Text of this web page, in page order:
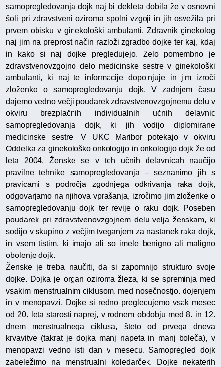
samopregledovanja dojk naj bi dekleta dobila že v osnovni
šoli pri zdravstveni oziroma spolni vzgoji in jih osvežila pri
prvem obisku v ginekološki ambulanti. Zdravnik ginekolog
naj jim na preprost način razloži zgradbo dojke ter kaj, kdaj
in kako si naj dojke pregledujejo. Zelo pomembno je
zdravstvenovzgojno delo medicinske sestre v ginekološki
ambulanti, ki naj te informacije dopolnjuje in jim izroči
zloženko o samopregledovanju dojk. V zadnjem času
dajemo vedno večji poudarek zdravstvenovzgojnemu delu v
okviru brezplačnih individualnih učnih delavnic
samopregledovanja dojk, ki jih vodijo diplomirane
medicinske sestre. V UKC Maribor potekajo v okviru
Oddelka za ginekološko onkologijo in onkologijo dojk že od
leta 2004. Ženske se v teh učnih delavnicah naučijo
pravilne tehnike samopregledovanja – seznanimo jih s
pravicami s področja zgodnjega odkrivanja raka dojk,
odgovarjamo na njihova vprašanja, izročimo jim zloženke o
samopregledovanju dojk ter revije o raku dojk. Poseben
poudarek pri zdravstvenovzgojnem delu velja ženskam, ki
sodijo v skupino z večjim tveganjem za nastanek raka dojk,
in vsem tistim, ki imajo ali so imele benigno ali maligno
obolenje dojk.
Ženske je treba naučiti, da si zapomnijo strukturo svoje
dojke. Dojka je organ oziroma žleza, ki se spreminja med
vsakim menstrualnim ciklusom, med nosečnostjo, dojenjem
in v menopavzi. Dojke si redno pregledujemo vsak mesec
od 20. leta starosti naprej, v rodnem obdobju med 8. in 12.
dnem menstrualnega ciklusa, šteto od prvega dneva
krvavitve (takrat je dojka manj napeta in manj boleča), v
menopavzi vedno isti dan v mesecu. Samopregled dojk
zabeležimo na menstrualni koledarček. Dojke nekaterih